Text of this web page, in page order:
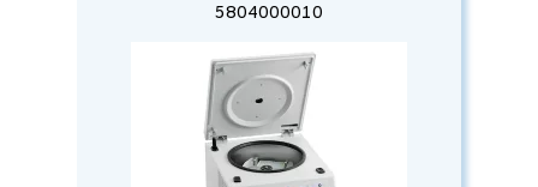
5804000010